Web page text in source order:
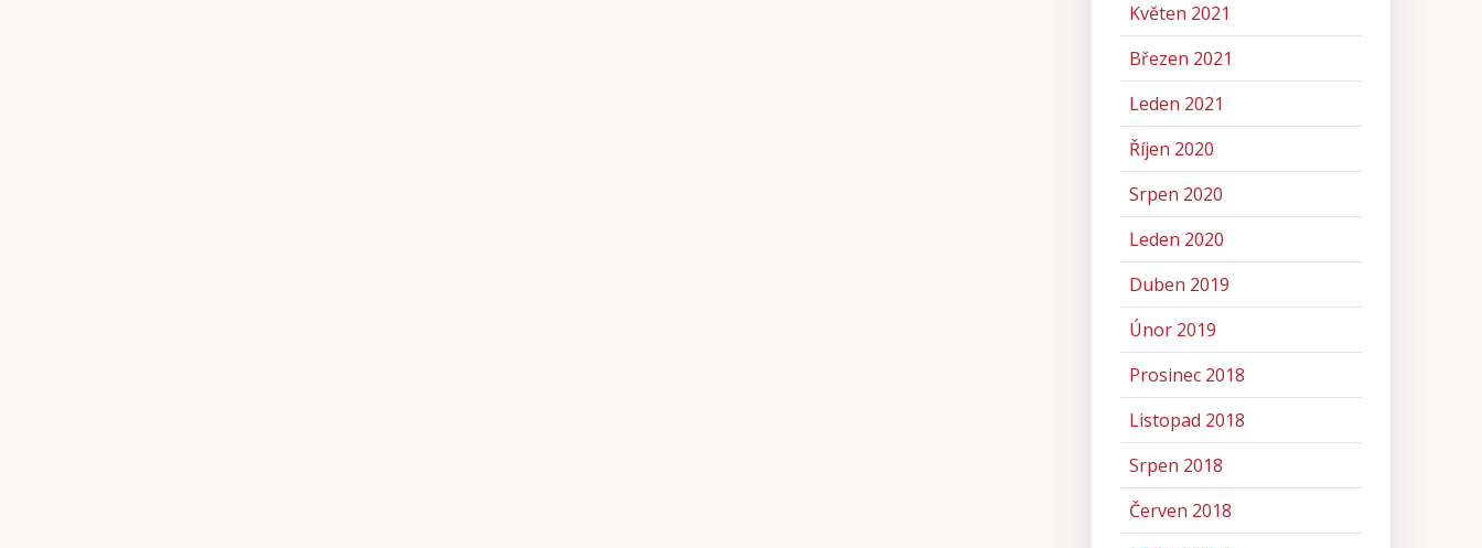
Květen 2021
Březen 2021
Leden 2021
Říjen 2020
Srpen 2020
Leden 2020
Duben 2019
Únor 2019
Prosinec 2018
Listopad 2018
Srpen 2018
Červen 2018